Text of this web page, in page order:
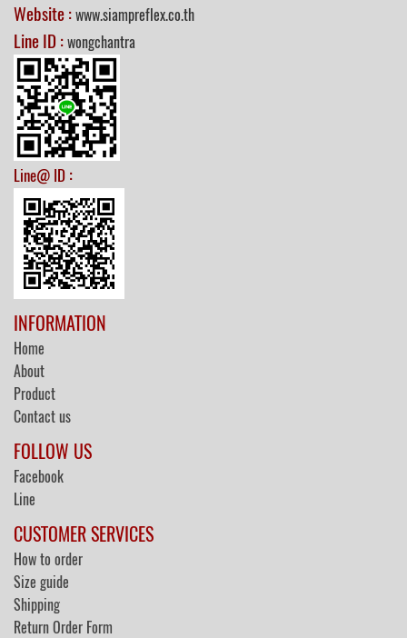
Website :www.siampreflex.co.th
Line ID :wongchantra
Line@ ID :
INFORMATION
Home
About
Product
Contact us
FOLLOW US
Facebook
Line
CUSTOMER SERVICES
How to order
Size guide
Shipping
Return Order Form